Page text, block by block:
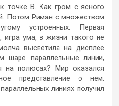
точке В. Как гром с ясного
Потом Риман с множеством
устроенных. Первая
игра ума, в жизни такого не
высветила на дисплее
шаре параллельные линии,
на полюсах? Мир оказался
представление о нем.
линиях получил